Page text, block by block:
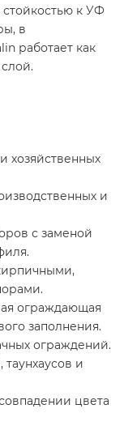
к УФ
в
работает как
хозяйственных
и
с заменой
ограждающая
заполнения.
ограждений.
и
цвета